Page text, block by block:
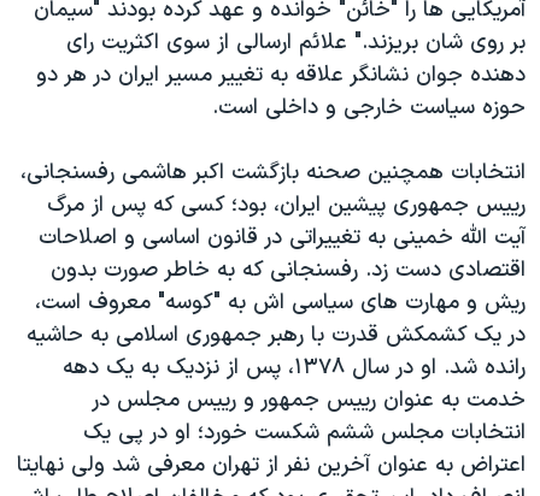
آمریکایی ها را "خائن" خوانده و عهد کرده بودند "سیمان
بر روی شان بریزند." علائم ارسالی از سوی اکثریت رای
دهنده جوان نشانگر علاقه به تغییر مسیر ایران در هر دو
حوزه سیاست خارجی و داخلی است.
انتخابات همچنین صحنه بازگشت اکبر هاشمی رفسنجانی،
رییس جمهوری پیشین ایران، بود؛ کسی که پس از مرگ
آیت الله خمینی به تغییراتی در قانون اساسی و اصلاحات
اقتصادی دست زد. رفسنجانی که به خاطر صورت بدون
ریش و مهارت های سیاسی اش به "کوسه" معروف است،
در یک کشمکش قدرت با رهبر جمهوری اسلامی به حاشیه
رانده شد. او در سال ۱۳۷۸، پس از نزدیک به یک دهه
خدمت به عنوان رییس جمهور و رییس مجلس در
انتخابات مجلس ششم شکست خورد؛ او در پی یک
اعتراض به عنوان آخرین نفر از تهران معرفی شد ولی نهایتا